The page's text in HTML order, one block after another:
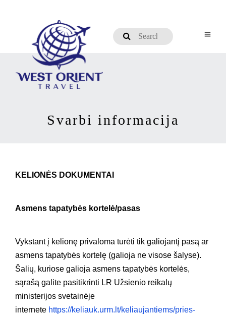
Svarbi informacija
KELIONĖS DOKUMENTAI
Asmens tapatybės kortelė/pasas
Vykstant į kelionę privaloma turėti tik galiojantį pasą ar
asmens tapatybės kortelę (galioja ne visose šalyse).
Šalių, kuriose galioja asmens tapatybės kortelės,
sąrašą galite pasitikrinti LR Užsienio reikalų
ministerijos svetainėje
internete https://keliauk.urm.lt/keliaujantiems/pries-